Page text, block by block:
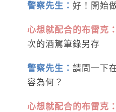
警察先生： 好！開始
心想就配合的布雷克：
次的酒駕筆錄另存
警察先生： 請問一下
容為何？
心想就配合的布雷克：